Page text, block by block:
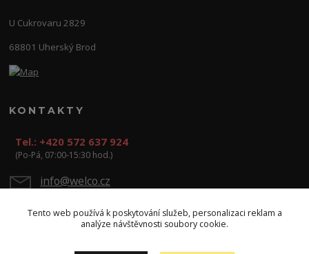
U Cukrovaru 2829
68801 Uherský Brod
KONTAKTY
Tel.: +420 572 637 924
(Po-Pá, 07:00-15:30 hod.)
info@welco.cz
Tento web používá k poskytování služeb, personalizaci reklam a
analýze návštěvnosti soubory cookie.